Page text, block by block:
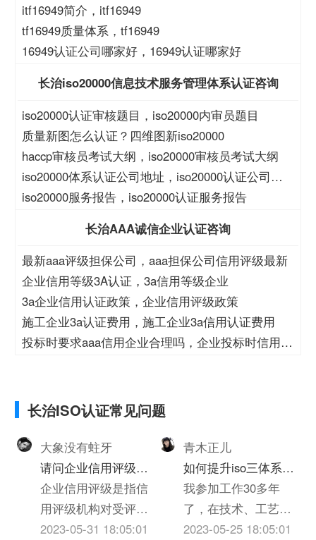
itf16949简介，itf16949
tf16949质量体系，tf16949
16949认证公司哪家好，16949认证哪家好
长治iso20000信息技术服务管理体系认证咨询
iso20000认证审核题目，iso20000内审员题目
质量新图怎么认证？四维图新iso20000
haccp审核员考试大纲，iso20000审核员考试大纲
iso20000体系认证公司地址，iso20000认证公司地
址
iso20000服务报告，iso20000认证服务报告
长治AAA诚信企业认证咨询
最新aaa评级担保公司，aaa担保公司信用评级最新
企业信用等级3A认证，3a信用等级企业
3a企业信用认证政策，企业信用评级政策
施工企业3a认证费用，施工企业3a信用认证费用
投标时要求aaa信用企业合理吗，企业投标时信用等
长治ISO认证常见问题
大象没有蛀牙
请问企业信用评级的
标准是什么呢
企业信用评级是指信
用评级机构对受评企
业的产业、基础素
2023-05-31 18:05:01
青木正儿
如何提升iso三体系认
证质量(个人对质量的
心得体会300字)
我参加工作30多年
了，在技术、工艺、
质检、实验员岗位上
2023-05-25 18:05:01